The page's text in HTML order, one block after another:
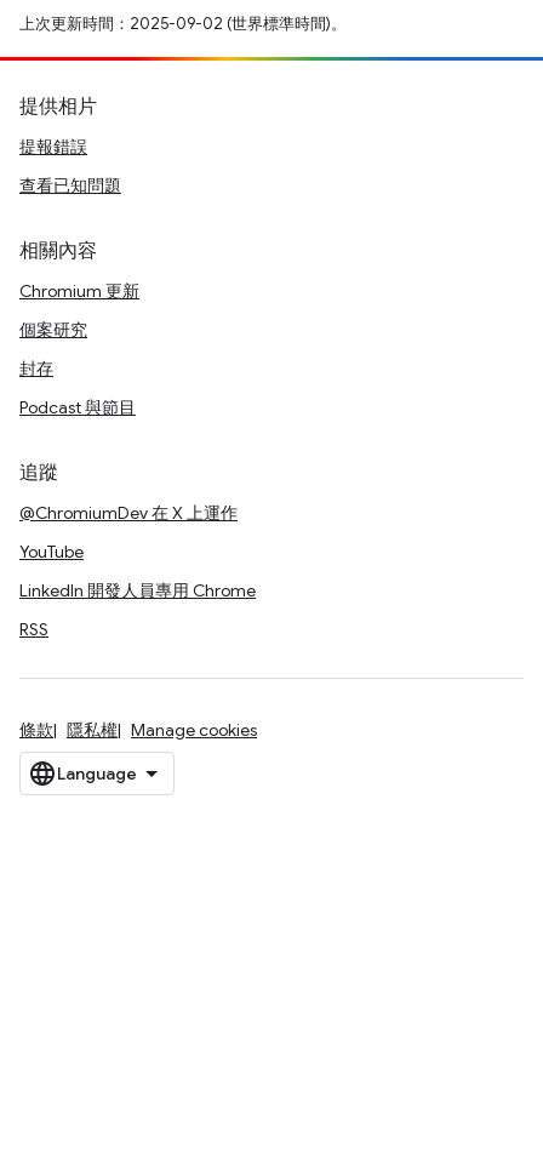
上次更新時間：2025-09-02 (世界標準時間)。
提供相片
提報錯誤
查看已知問題
相關內容
Chromium 更新
個案研究
封存
Podcast 與節目
追蹤
@ChromiumDev 在 X 上運作
YouTube
LinkedIn 開發人員專用 Chrome
RSS
條款 隱私權 Manage cookies